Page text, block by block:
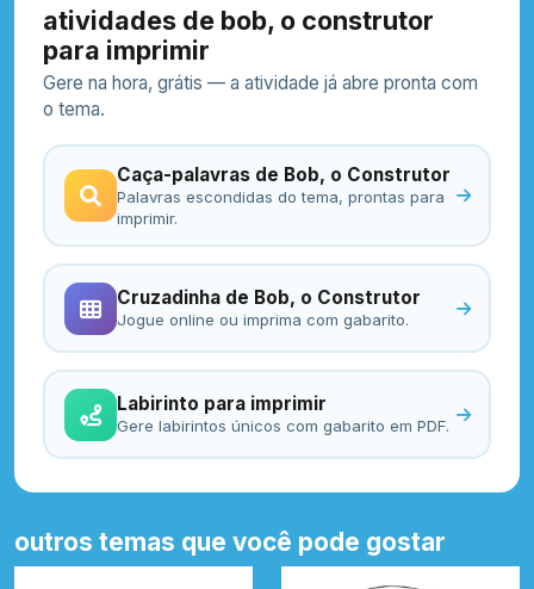
atividades de bob, o construtor
para imprimir
Gere na hora, grátis — a atividade já abre pronta com
o tema.
Caça-palavras de Bob, o Construtor
Palavras escondidas do tema, prontas para
imprimir.
Cruzadinha de Bob, o Construtor
Jogue online ou imprima com gabarito.
Labirinto para imprimir
Gere labirintos únicos com gabarito em PDF.
outros temas que você pode gostar